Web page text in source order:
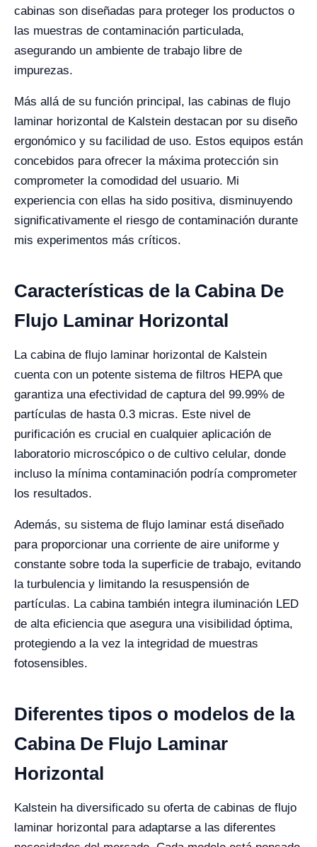
cabinas son diseñadas para proteger los productos o
las muestras de contaminación particulada,
asegurando un ambiente de trabajo libre de
impurezas.
Más allá de su función principal, las cabinas de flujo
laminar horizontal de Kalstein destacan por su diseño
ergonómico y su facilidad de uso. Estos equipos están
concebidos para ofrecer la máxima protección sin
comprometer la comodidad del usuario. Mi
experiencia con ellas ha sido positiva, disminuyendo
significativamente el riesgo de contaminación durante
mis experimentos más críticos.
Características de la Cabina De
Flujo Laminar Horizontal
La cabina de flujo laminar horizontal de Kalstein
cuenta con un potente sistema de filtros HEPA que
garantiza una efectividad de captura del 99.99% de
partículas de hasta 0.3 micras. Este nivel de
purificación es crucial en cualquier aplicación de
laboratorio microscópico o de cultivo celular, donde
incluso la mínima contaminación podría comprometer
los resultados.
Además, su sistema de flujo laminar está diseñado
para proporcionar una corriente de aire uniforme y
constante sobre toda la superficie de trabajo, evitando
la turbulencia y limitando la resuspensión de
partículas. La cabina también integra iluminación LED
de alta eficiencia que asegura una visibilidad óptima,
protegiendo a la vez la integridad de muestras
fotosensibles.
Diferentes tipos o modelos de la
Cabina De Flujo Laminar
Horizontal
Kalstein ha diversificado su oferta de cabinas de flujo
laminar horizontal para adaptarse a las diferentes